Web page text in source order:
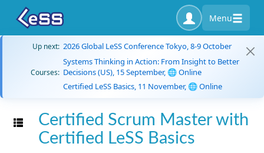
Menu
Up next: 2026 Global LeSS Conference Tokyo, 8-9 October
Courses:
Systems Thinking in Action: From Insight to Better
Decisions (US), 15 September, 🌐 Online
Certified LeSS Basics, 11 November, 🌐 Online
Toggle navigation
Certified Scrum Master with
Certified LeSS Basics